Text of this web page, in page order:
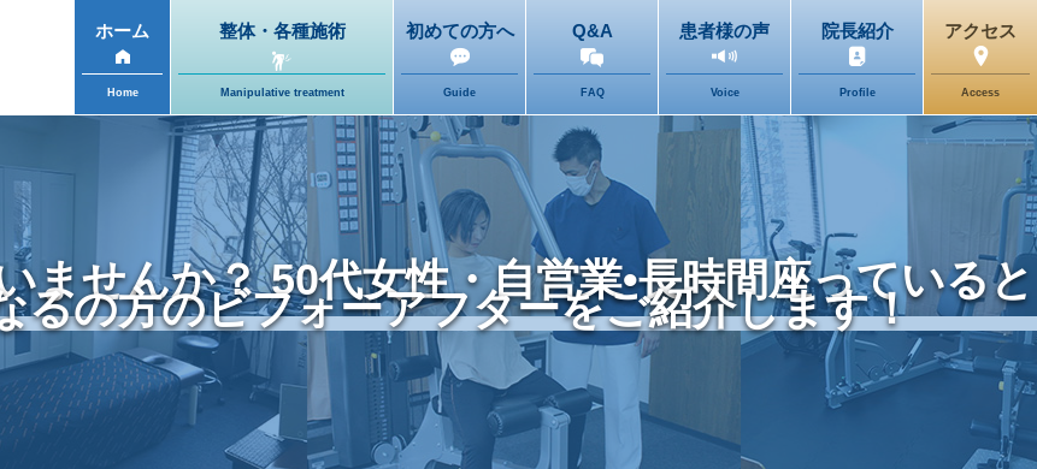
ホーム
Home
整体・各種施術
Manipulative treatment
初めての方へ
Guide
Q&A
FAQ
患者様の声
Voice
院長紹介
Profile
アクセス
Access
ませんか？ 50代女性・自営業•長時間座っていると
るの方のビフォーアフターをご紹介します！